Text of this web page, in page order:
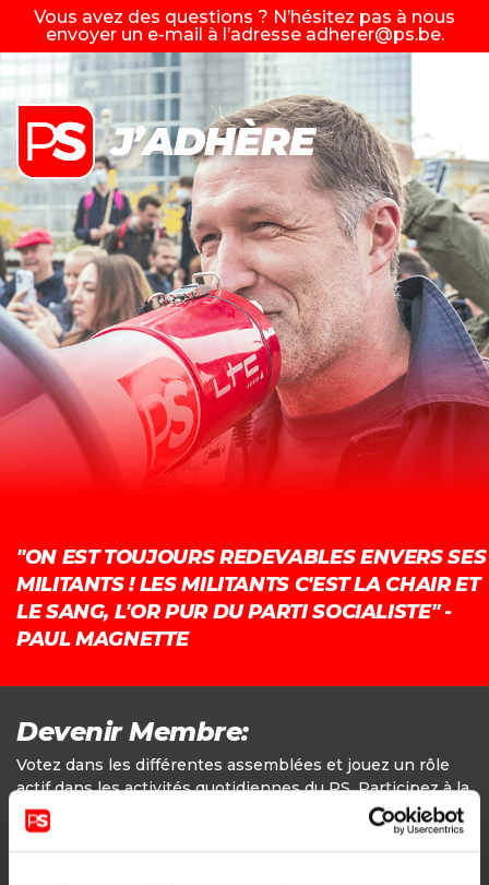
Vous avez des questions ? N’hésitez pas à nous
envoyer un e-mail à l’adresse adherer@ps.be.
J’ADHÈRE
"ON EST TOUJOURS REDEVABLES ENVERS SES
MILITANTS ! LES MILITANTS C'EST LA CHAIR ET
LE SANG, L'OR PUR DU PARTI SOCIALISTE" -
PAUL MAGNETTE
Devenir Membre:
Votez dans les différentes assemblées et jouez un rôle
actif dans les activités quotidiennes du PS. Participez à la
définition des positions politiques.